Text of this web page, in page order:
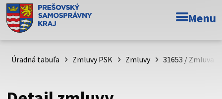
Doména psk.sk je oficiálna
Toto je oficiálna webová stránka Prešovského
psk.sk.
Menu
Úradná tabuľa Zmluvy PSK Zmluvy 31653 / Zmluva